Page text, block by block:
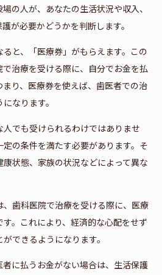
の人が、あなたの生活状況や収入、
が必要かどうかを判断します。
と、「医療券」がもらえます。この
治療を受ける際に、自分でお金を払
り、医療券を使えば、歯医者での治
なります。
人でも受けられるわけではありませ
の条件を満たす必要があります。そ
状態、家族の状況などによって異な
歯科医院で治療を受ける際に、医療
。これにより、経済的な心配をせず
できるようになります。
に払うお金がない場合は、生活保護